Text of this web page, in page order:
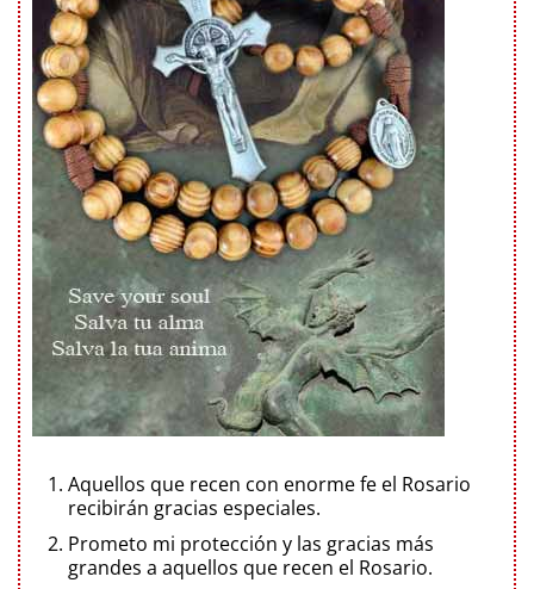
Aquellos que recen con enorme fe el Rosario
recibirán gracias especiales.
Prometo mi protección y las gracias más
grandes a aquellos que recen el Rosario.